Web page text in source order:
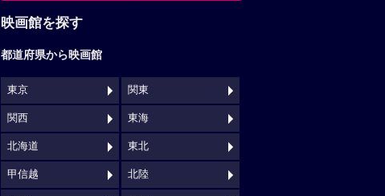
映画館を探す
都道府県から映画館
東京 関東
関西 東海
北海道 東北
甲信越 北陸